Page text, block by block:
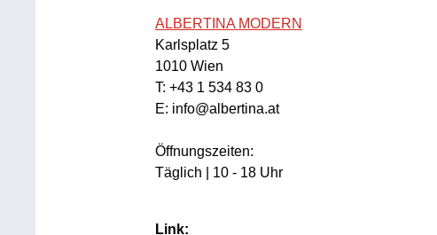
ALBERTINA MODERN
Karlsplatz 5
1010 Wien
T: +43 1 534 83 0
E: info@albertina.at
Öffnungszeiten:
Täglich | 10 - 18 Uhr
Link: